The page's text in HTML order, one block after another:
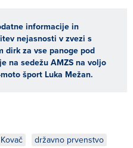
informacije in
nejasnosti v zvezi s
dirk za vse panoge pod
na sedežu AMZS na voljo
šport Luka Mežan.
državno prvenstvo